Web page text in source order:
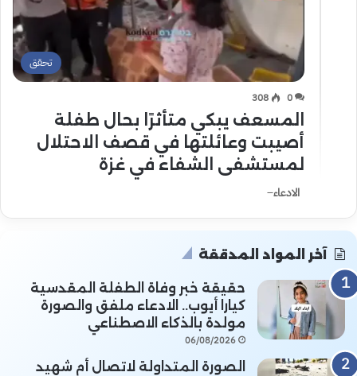
تحقق
0
308
المسعف يبكي متأثرًا بحال طفلة
أصيبت وعائلتها في قصف الاحتلال
لمستشفى الشفاء في غزة
الادعاء ̶
آخر المواد المدققة
حقيقة خبر وفاة الطفلة المقدسية
كيارا أيوب.. الادعاء ملفق والصورة
مولدة بالذكاء الاصطناعي
06/08/2026
الصورة المتداولة لاتصال أم شهيد